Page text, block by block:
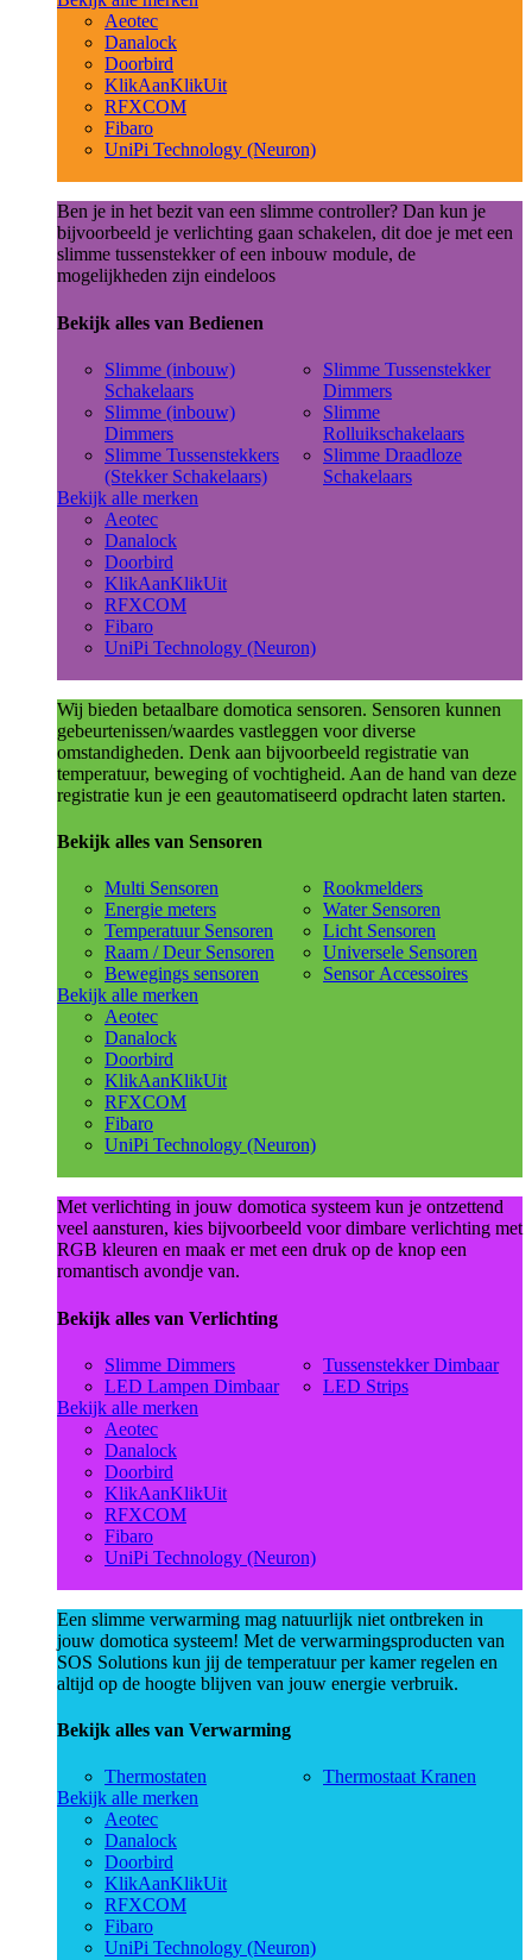
Aeotec
Danalock
Doorbird
KlikAanKlikUit
RFXCOM
Fibaro
UniPi Technology (Neuron)
Ben je in het bezit van een slimme controller? Dan kun je
bijvoorbeeld je verlichting gaan schakelen, dit doe je met een
slimme tussenstekker of een inbouw module, de
mogelijkheden zijn eindeloos
Bekijk alles van Bedienen
Slimme (inbouw)
Schakelaars
Slimme (inbouw)
Dimmers
Slimme Tussenstekkers
(Stekker Schakelaars)
Slimme Tussenstekker
Dimmers
Slimme
Rolluikschakelaars
Slimme Draadloze
Schakelaars
Bekijk alle merken
Aeotec
Danalock
Doorbird
KlikAanKlikUit
RFXCOM
Fibaro
UniPi Technology (Neuron)
Wij bieden betaalbare domotica sensoren. Sensoren kunnen
gebeurtenissen/waardes vastleggen voor diverse
omstandigheden. Denk aan bijvoorbeeld registratie van
temperatuur, beweging of vochtigheid. Aan de hand van deze
registratie kun je een geautomatiseerd opdracht laten starten.
Bekijk alles van Sensoren
Multi Sensoren
Energie meters
Temperatuur Sensoren
Raam / Deur Sensoren
Bewegings sensoren
Rookmelders
Water Sensoren
Licht Sensoren
Universele Sensoren
Sensor Accessoires
Bekijk alle merken
Aeotec
Danalock
Doorbird
KlikAanKlikUit
RFXCOM
Fibaro
UniPi Technology (Neuron)
Met verlichting in jouw domotica systeem kun je ontzettend
veel aansturen, kies bijvoorbeeld voor dimbare verlichting met
RGB kleuren en maak er met een druk op de knop een
romantisch avondje van.
Bekijk alles van Verlichting
Slimme Dimmers
LED Lampen Dimbaar
Tussenstekker Dimbaar
LED Strips
Bekijk alle merken
Aeotec
Danalock
Doorbird
KlikAanKlikUit
RFXCOM
Fibaro
UniPi Technology (Neuron)
Een slimme verwarming mag natuurlijk niet ontbreken in
jouw domotica systeem! Met de verwarmingsproducten van
SOS Solutions kun jij de temperatuur per kamer regelen en
altijd op de hoogte blijven van jouw energie verbruik.
Bekijk alles van Verwarming
Thermostaten
Thermostaat Kranen
Bekijk alle merken
Aeotec
Danalock
Doorbird
KlikAanKlikUit
RFXCOM
Fibaro
UniPi Technology (Neuron)